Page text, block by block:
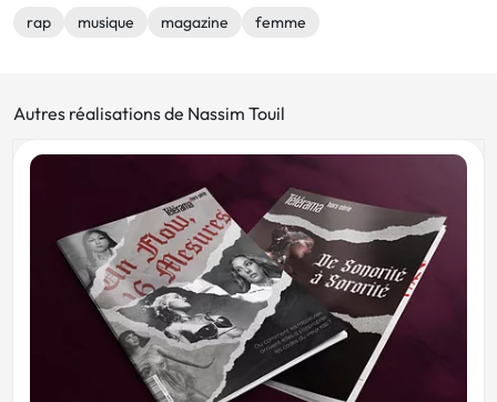
rap musique magazine femme
Autres réalisations de Nassim Touil